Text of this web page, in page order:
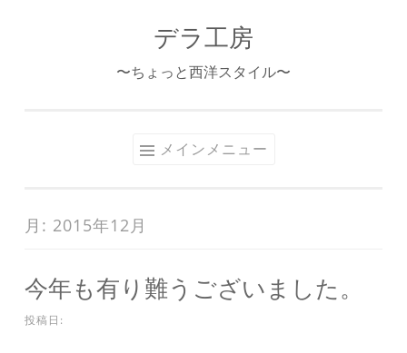
ッ
デラ工房
〜ちょっと西洋スタイル〜
メインメニュー
月: 2015年12月
今年も有り難うございました。
投稿日: